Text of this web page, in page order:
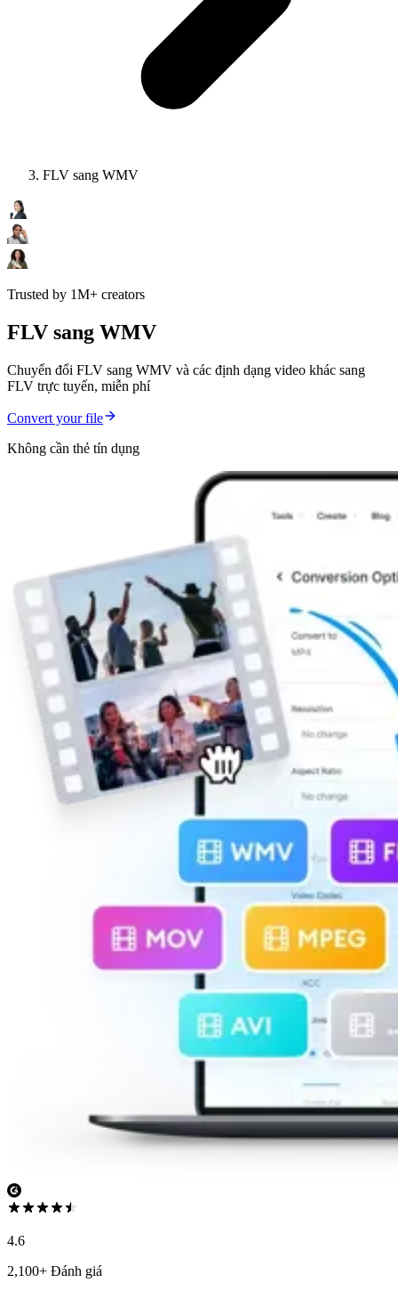
FLV sang WMV
Trusted by 1M+ creators
FLV sang WMV
Chuyển đổi FLV sang WMV và các định dạng video khác sang
FLV trực tuyến, miễn phí
Convert your file
Không cần thẻ tín dụng
4.6
2,100+ Đánh giá